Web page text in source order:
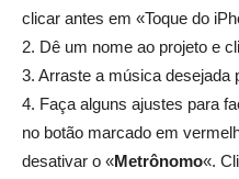
clicar antes em «Toque do
2. Dê um nome ao projeto e
3. Arraste a música desejada
4. Faça alguns ajustes para
no botão marcado em
desativar o «Metrônomo«.